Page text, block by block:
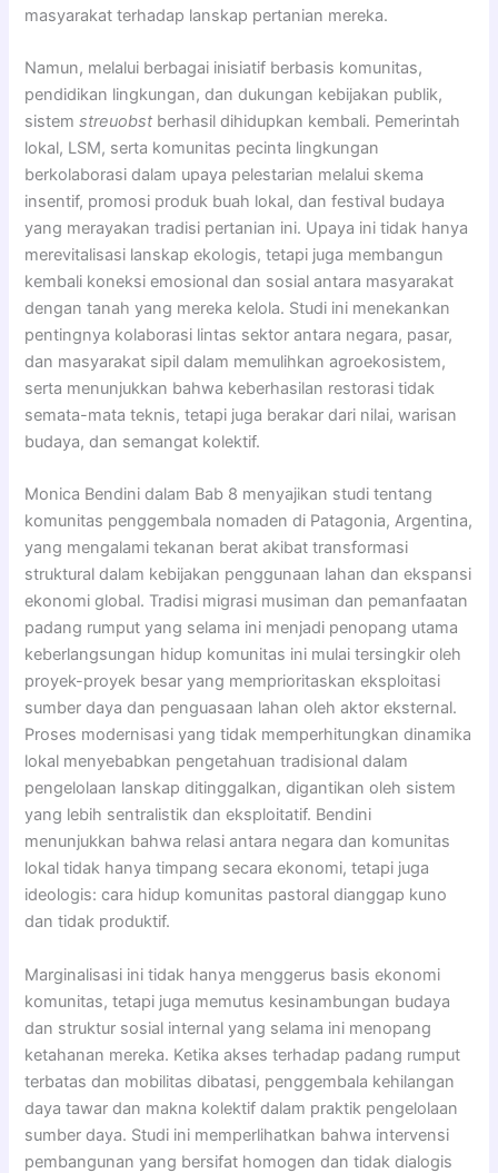
masyarakat terhadap lanskap pertanian mereka.
Namun, melalui berbagai inisiatif berbasis komunitas,
pendidikan lingkungan, dan dukungan kebijakan publik,
sistemstreuobst berhasil dihidupkan kembali. Pemerintah
lokal, LSM, serta komunitas pecinta lingkungan
berkolaborasi dalam upaya pelestarian melalui skema
insentif, promosi produk buah lokal, dan festival budaya
yang merayakan tradisi pertanian ini. Upaya ini tidak hanya
merevitalisasi lanskap ekologis, tetapi juga membangun
kembali koneksi emosional dan sosial antara masyarakat
dengan tanah yang mereka kelola. Studi ini menekankan
pentingnya kolaborasi lintas sektor antara negara, pasar,
dan masyarakat sipil dalam memulihkan agroekosistem,
serta menunjukkan bahwa keberhasilan restorasi tidak
semata-mata teknis, tetapi juga berakar dari nilai, warisan
budaya, dan semangat kolektif.
Monica Bendini dalam Bab 8 menyajikan studi tentang
komunitas penggembala nomaden di Patagonia, Argentina,
yang mengalami tekanan berat akibat transformasi
struktural dalam kebijakan penggunaan lahan dan ekspansi
ekonomi global. Tradisi migrasi musiman dan pemanfaatan
padang rumput yang selama ini menjadi penopang utama
keberlangsungan hidup komunitas ini mulai tersingkir oleh
proyek-proyek besar yang memprioritaskan eksploitasi
sumber daya dan penguasaan lahan oleh aktor eksternal.
Proses modernisasi yang tidak memperhitungkan dinamika
lokal menyebabkan pengetahuan tradisional dalam
pengelolaan lanskap ditinggalkan, digantikan oleh sistem
yang lebih sentralistik dan eksploitatif. Bendini
menunjukkan bahwa relasi antara negara dan komunitas
lokal tidak hanya timpang secara ekonomi, tetapi juga
ideologis: cara hidup komunitas pastoral dianggap kuno
dan tidak produktif.
Marginalisasi ini tidak hanya menggerus basis ekonomi
komunitas, tetapi juga memutus kesinambungan budaya
dan struktur sosial internal yang selama ini menopang
ketahanan mereka. Ketika akses terhadap padang rumput
terbatas dan mobilitas dibatasi, penggembala kehilangan
daya tawar dan makna kolektif dalam praktik pengelolaan
sumber daya. Studi ini memperlihatkan bahwa intervensi
pembangunan yang bersifat homogen dan tidak dialogis